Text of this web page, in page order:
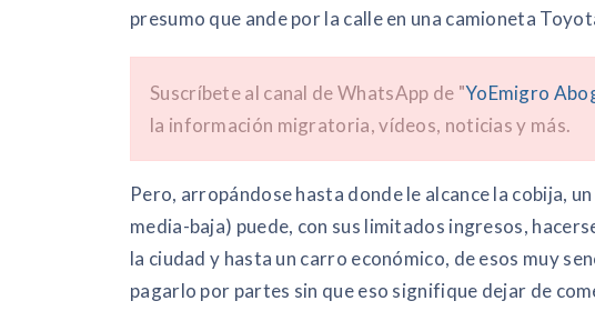
presumo que ande por la calle en una camioneta
Suscríbete al canal de WhatsApp de "YoEmigro
la información migratoria, vídeos, noticias y más.
Pero, arropándose hasta donde le alcance la cobija,
media-baja) puede, con sus limitados ingresos,
la ciudad y hasta un carro económico, de esos muy
pagarlo por partes sin que eso signifique dejar de